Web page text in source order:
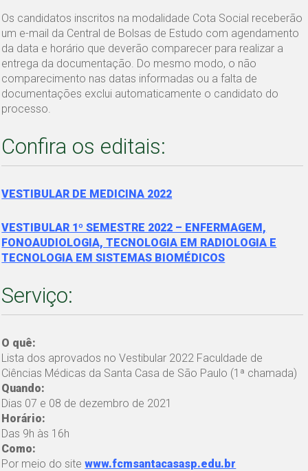
Os candidatos inscritos na modalidade Cota Social receberão
um e-mail da Central de Bolsas de Estudo com agendamento
da data e horário que deverão comparecer para realizar a
entrega da documentação. Do mesmo modo, o não
comparecimento nas datas informadas ou a falta de
documentações exclui automaticamente o candidato do
processo.
Confira os editais:
VESTIBULAR DE MEDICINA 2022
VESTIBULAR 1º SEMESTRE 2022 – ENFERMAGEM,
FONOAUDIOLOGIA, TECNOLOGIA EM RADIOLOGIA E
TECNOLOGIA EM SISTEMAS BIOMÉDICOS
Serviço:
O quê:
Lista dos aprovados no Vestibular 2022 Faculdade de
Ciências Médicas da Santa Casa de São Paulo (1ª chamada)
Quando:
Dias 07 e 08 de dezembro de 2021
Horário:
Das 9h às 16h
Como:
Por meio do sitewww.fcmsantacasasp.edu.br